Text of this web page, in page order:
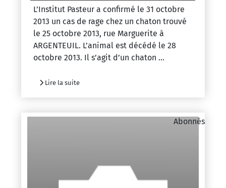
L’Institut Pasteur a confirmé le 31 octobre
2013 un cas de rage chez un chaton trouvé
le 25 octobre 2013, rue Marguerite à
ARGENTEUIL. L’animal est décédé le 28
octobre 2013. Il s’agit d’un chaton ...
Lire la suite
Abonnés